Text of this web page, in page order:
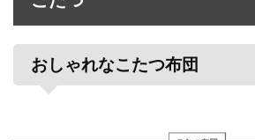
おしゃれなこたつ布団